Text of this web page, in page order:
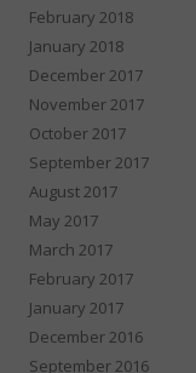
February 2018
January 2018
December 2017
November 2017
October 2017
September 2017
August 2017
May 2017
March 2017
February 2017
January 2017
December 2016
September 2016